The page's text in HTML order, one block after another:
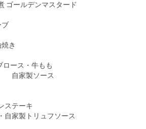
ルデンマスタード
き
ース・牛もも
ース
テーキ
製トリュフソース